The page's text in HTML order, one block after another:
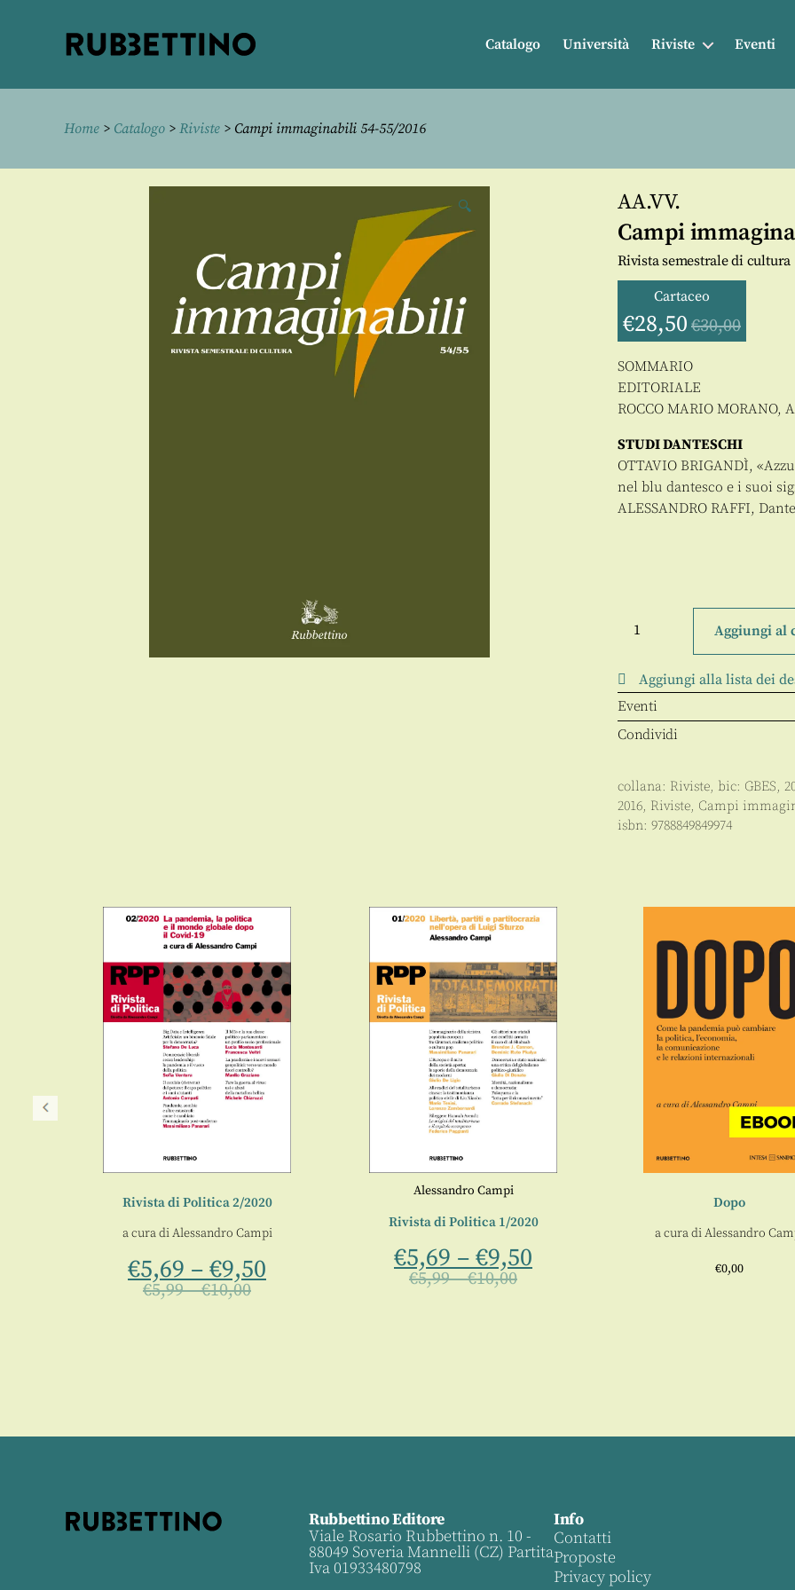
Catalogo Università Riviste Eventi
Home > Catalogo > Riviste > Campi immaginabili 54-55/2016
🔍 AA.VV.
Campi
Rivista semestrale di cultura
Cartaceo
€28,50 €30,00
SOMMARIO
EDITORIALE
ROCCO MARIO MORANO,
STUDI DANTESCHI
OTTAVIO BRIGANDÌ,
nel blu dantesco e i suoi
ALESSANDRO RAFFI,
immaginabili
quantità
Aggiungi al
Aggiungi alla lista dei
Eventi
Condividi
collana: Riviste, bic: GBES,
2016, Riviste, Campi
isbn: 9788849849974
Rivista di Politica 2/2020
a cura diAlessandro Campi
€5,69 – €9,50
€5,99–€10,00
Alessandro Campi
Rivista di Politica 1/2020
€5,69 – €9,50
€5,99–€10,00
Dopo
a cura diAlessandro
€0,00
Rubbettino Editore
Viale Rosario Rubbettino n. 10 -
88049 Soveria Mannelli (CZ) Partita
Iva 01933480798
Info
Contatti
Proposte
Privacy policy